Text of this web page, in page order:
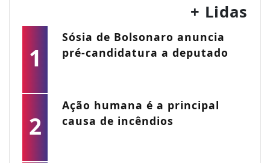
+ Lidas
1
Sósia de Bolsonaro anuncia
pré-candidatura a deputado
2
Ação humana é a principal
causa de incêndios